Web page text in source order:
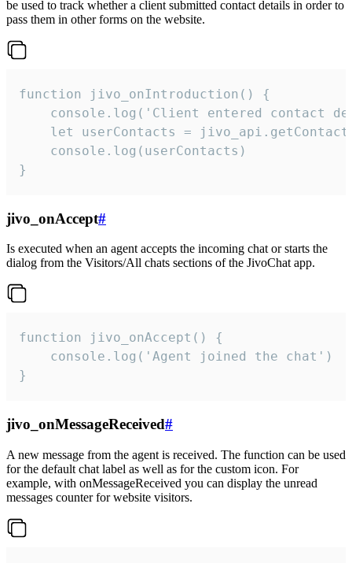
be used to track whether a client submitted contact details in order to
pass them in other forms on the website.
function jivo_onIntroduction() {
console.log('Client entered contact
let userContacts =
    console.log(userContacts)
}
jivo_onAccept#
Is executed when an agent accepts the incoming chat or starts the
dialog from the Visitors/All chats sections of the JivoChat app.
function jivo_onAccept() {
}
jivo_onMessageReceived#
A new message from the agent is received. The function can be used
for the default chat label as well as for the custom icon. For
example, with onMessageReceived you can display the unread
messages counter for website visitors.